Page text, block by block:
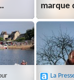
marque
peau et